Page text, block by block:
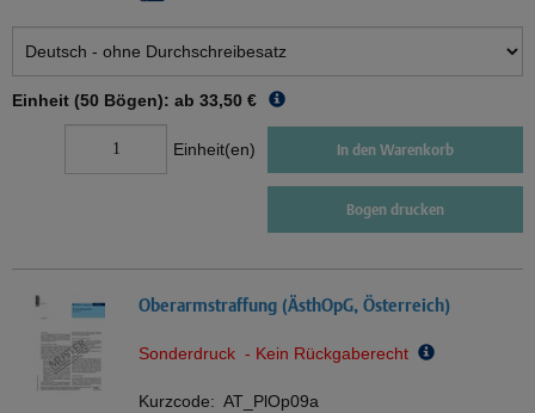
Einheit (50 Bögen): ab 33,50 €
Einheit(en) In den Warenkorb
Bogen drucken
Oberarmstraffung (ÄsthOpG, Österreich)
Sonderdruck - Kein Rückgaberecht
Kurzcode: AT_PlOp09a